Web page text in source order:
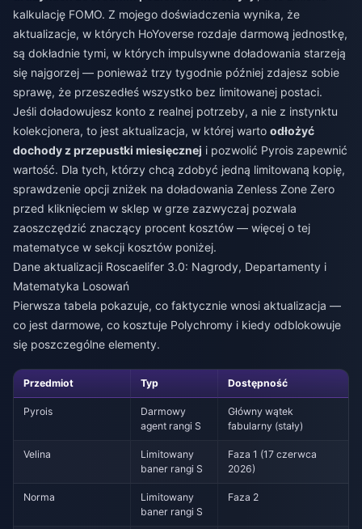
kalkulację FOMO. Z mojego doświadczenia wynika, że
aktualizacje, w których HoYoverse rozdaje darmową jednostkę,
są dokładnie tymi, w których impulsywne doładowania starzeją
się najgorzej — ponieważ trzy tygodnie później zdajesz sobie
sprawę, że przeszedłeś wszystko bez limitowanej postaci.
Jeśli doładowujesz konto z realnej potrzeby, a nie z instynktu
kolekcjonera, to jest aktualizacja, w której warto odłożyć
dochody z przepustki miesięcznej i pozwolić Pyrois zapewnić
wartość. Dla tych, którzy chcą zdobyć jedną limitowaną kopię,
sprawdzenie opcji zniżek na doładowania Zenless Zone Zero
przed kliknięciem w sklep w grze zazwyczaj pozwala
zaoszczędzić znaczący procent kosztów — więcej o tej
matematyce w sekcji kosztów poniżej.
Dane aktualizacji Roscaelifer 3.0: Nagrody, Departamenty i
Matematyka Losowań
Pierwsza tabela pokazuje, co faktycznie wnosi aktualizacja —
co jest darmowe, co kosztuje Polychromy i kiedy odblokowuje
się poszczególne elementy.
Przedmiot Typ Dostępność
Pyrois
Darmowy
agent rangi S
Główny wątek
fabularny (stały)
Velina
Limitowany
baner rangi S
Faza 1 (17 czerwca
2026)
Norma
Limitowany
baner rangi S
Faza 2